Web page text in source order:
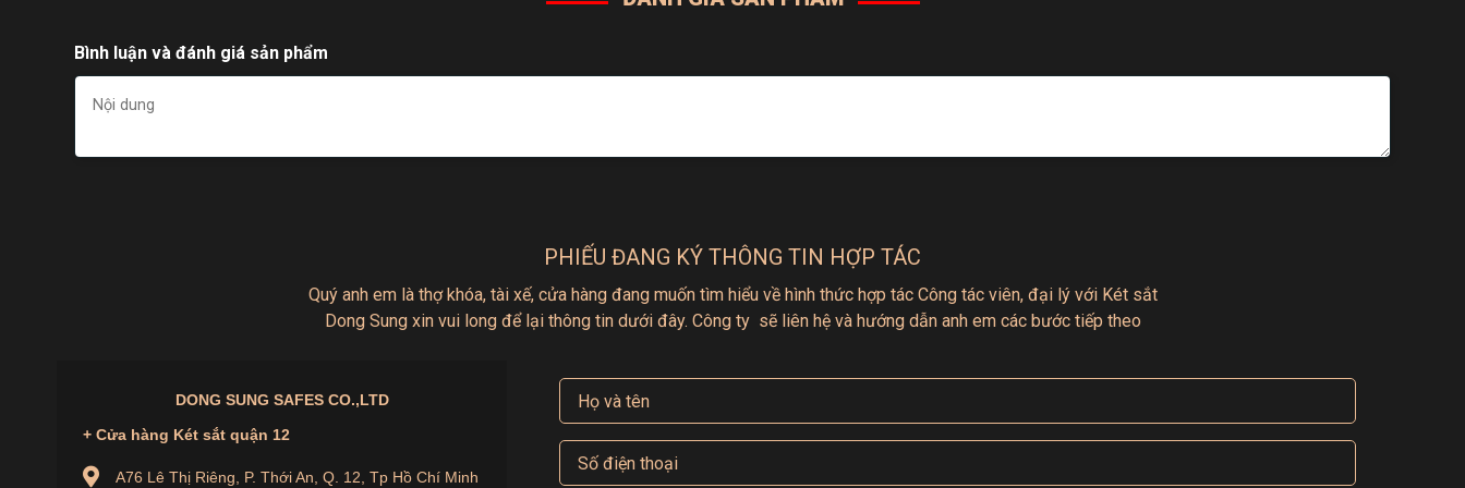
Một trong những yếu tố quan trọng khi lựa chọn két sắt chính là khả năng chống cháy và chống trộm. Két sắt
KS35 được thiết kế với các lớp thép bền chắc và lớp chống cháy giữa các lớp thép ngoài và thép trong, giúp
Bình luận và đánh giá sản phẩm
PHIẾU ĐANG KÝ THÔNG TIN HỢP TÁC
Quý anh em là thợ khóa, tài xế, cửa hàng đang muốn tìm hiểu về hình thức hợp tác Công tác viên, đại lý với Két sắt
Dong Sung xin vui long để lại thông tin dưới đây. Công ty sẽ liên hệ và hướng dẫn anh em các bước tiếp theo
DONG SUNG SAFES CO.,LTD
+ Cửa hàng Két sắt quận 12
A76 Lê Thị Riêng, P. Thới An, Q. 12, Tp Hồ Chí Minh